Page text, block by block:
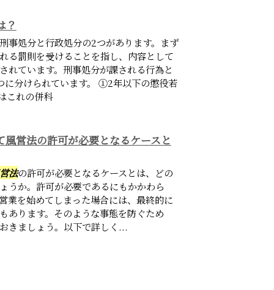
？
事処分と行政処分の2つがあります。まず
る罰則を受けることを指し、内容として
れています。刑事処分が課される行為と
に分けられています。 ①2年以下の懲役若
これの併科
営法の許可が必要となるケースと
法の許可が必要となるケースとは、どの
うか。許可が必要であるにもかかわら
業を始めてしまった場合には、最終的に
あります。そのような事態を防ぐため
きましょう。以下で詳しく...